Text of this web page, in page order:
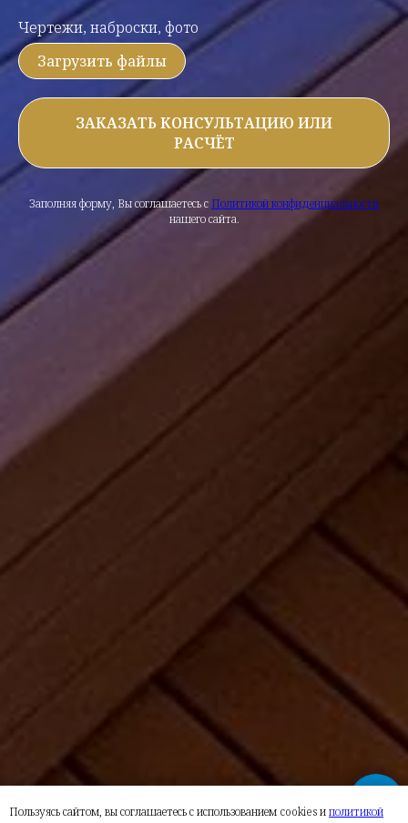
Чертежи, наброски, фото
Загрузить файлы
ЗАКАЗАТЬ КОНСУЛЬТАЦИЮ ИЛИ
РАСЧЁТ
Заполняя форму, Вы соглашаетесь с Политикой конфиденциальности
нашего сайта.
Пользуясь сайтом, вы соглашаетесь с использованием cookies иполитикой